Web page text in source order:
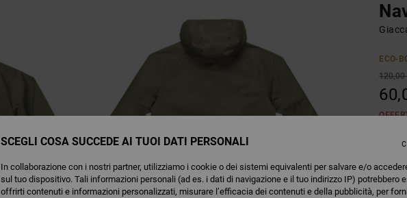
ECO-
120,00
SCEGLI COSA SUCCEDE AI TUOI DATI PERSONALI
In collaborazione con i nostri partner, utilizziamo i cookie o dei sistemi equivalenti per salvare e/o
sul tuo dispositivo. Tali informazioni personali (ad es. i dati di navigazione e il tuo indirizzo IP) potrebbero
offrirti contenuti e informazioni personalizzati, misurare l’efficacia dei contenuti e della pubblicità, per